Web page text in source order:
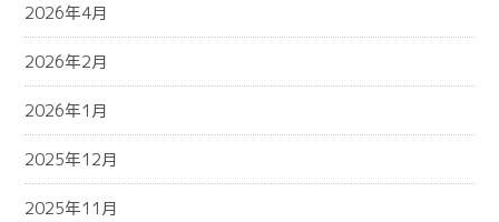
2026年4月
2026年2月
2026年1月
2025年12月
2025年11月